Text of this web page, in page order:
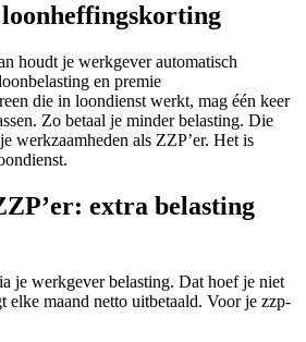
houdt je werkgever automatisch
en premie
die in loondienst werkt, mag één keer
Zo betaal je minder belasting. Die
werkzaamheden als ZZP’er. Het is
extra belasting
je werkgever belasting. Dat hoef je niet
elke maand netto uitbetaald. Voor je zzp-